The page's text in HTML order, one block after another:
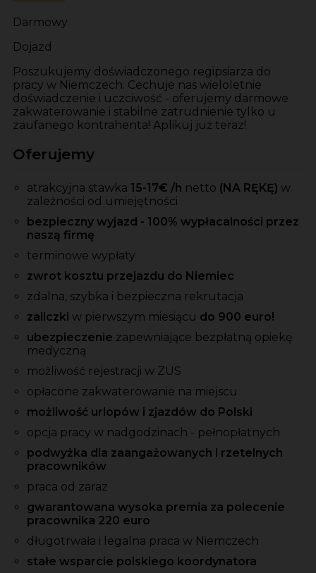
Darmowy
Dojazd
Poszukujemy doświadczonego regipsiarza do
pracy w Niemczech. Cechuje nas wieloletnie
doświadczenie i uczciwość - oferujemy darmowe
zakwaterowanie i stabilne zatrudnienie tylko u
zaufanego kontrahenta! Aplikuj już teraz!
Oferujemy
atrakcyjna stawka 15-17€ /h netto (NA RĘKĘ) w
zależności od umiejętności
bezpieczny wyjazd - 100% wypłacalności przez
naszą firmę
terminowe wypłaty
zwrot kosztu przejazdu do Niemiec
zdalna, szybka i bezpieczna rekrutacja
zaliczki w pierwszym miesiącu do 900 euro!
ubezpieczenie zapewniające bezpłatną opiekę
medyczną
możliwość rejestracji w ZUS
opłacone zakwaterowanie na miejscu
możliwość urlopów i zjazdów do Polski
opcja pracy w nadgodzinach - pełnopłatnych
podwyżka dla zaangażowanych i rzetelnych
pracowników
praca od zaraz
gwarantowana wysoka premia za polecenie
pracownika 220 euro
długotrwała i legalna praca w Niemczech
stałe wsparcie polskiego koordynatora